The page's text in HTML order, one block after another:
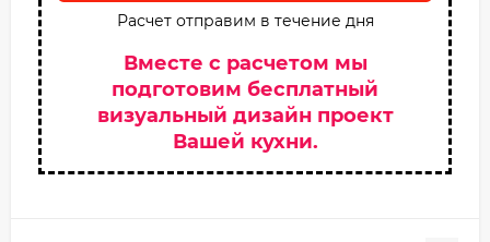
Расчет отправим в течение дня
Вместе с расчетом мы
подготовим бесплатный
визуальный дизайн проект
Вашей кухни.